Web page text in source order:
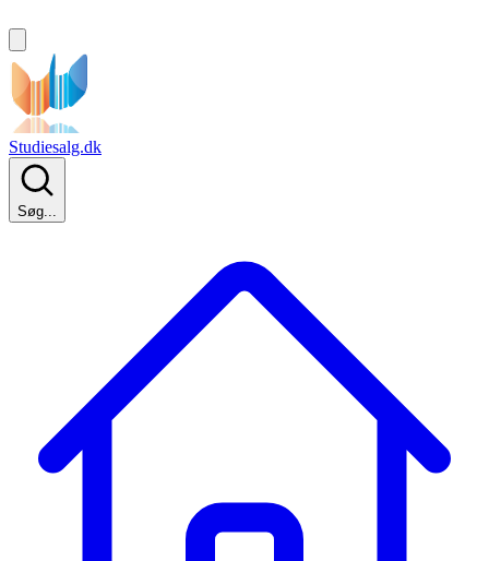
Studiesalg.dk
Søg...